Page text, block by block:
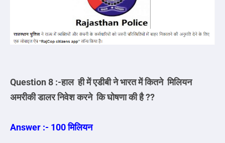
Question 8 :-हाल ही में एडीबी ने भारत में कितने मिलियन
अमरीकी डालर निवेश करने कि घोषणा की है ??
Answer :- 100 मिलियन